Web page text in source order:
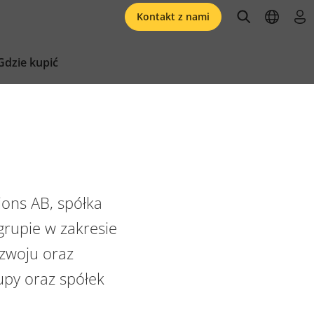
kupić
Kontakt z nami openopen
AB, spółka
w zakresie
oraz
oraz spółek